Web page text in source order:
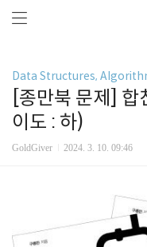
Data Structures,
[종만북 문제]
이도 : 하)
GoldGiver 2024. 3. 10. 09:46